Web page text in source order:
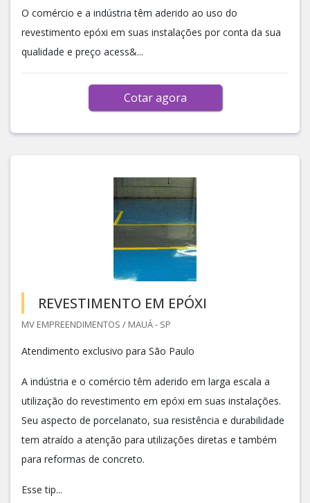
O comércio e a indústria têm aderido ao uso do
revestimento epóxi em suas instalações por conta da sua
qualidade e preço acess&...
Cotar agora
REVESTIMENTO EM EPÓXI
MV EMPREENDIMENTOS / MAUÁ - SP
Atendimento exclusivo para São Paulo
A indústria e o comércio têm aderido em larga escala a
utilização do revestimento em epóxi em suas instalações.
Seu aspecto de porcelanato, sua resistência e durabilidade
tem atraído a atenção para utilizações diretas e também
para reformas de concreto.
Esse tip...